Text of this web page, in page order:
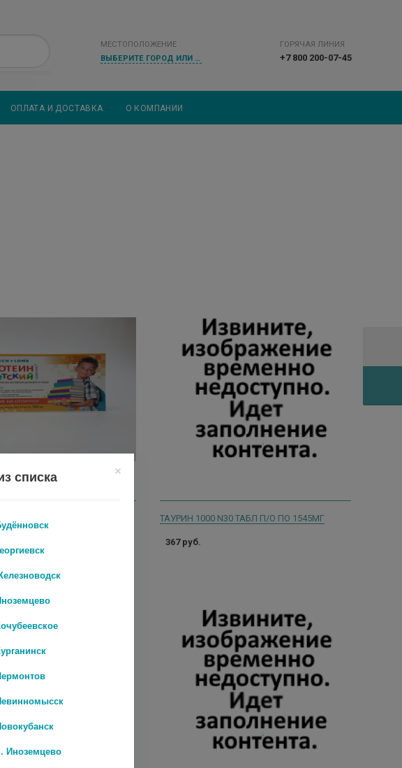
МЕСТОПОЛОЖЕНИЕ
ВЫБЕРИТЕ ГОРОД ИЛИ НАСЕЛЕННЫЙ ПУНКТ
ГОРЯЧАЯ ЛИНИЯ
+7 800 200-07-45
ОПЛАТА И ДОСТАВКА О КОМПАНИИ
ТАУРИН 1000 N30 ТАБЛ П/О ПО 1545МГ
367 руб.
списка
Иноземцево